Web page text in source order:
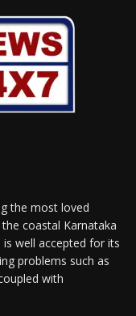
the most loved
coastal Karnataka
well accepted for its
problems such as
with